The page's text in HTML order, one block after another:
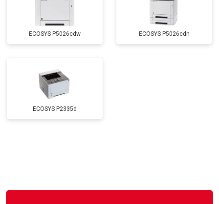
ECOSYS P5026cdw ECOSYS P5026cdn
ECOSYS P2335d